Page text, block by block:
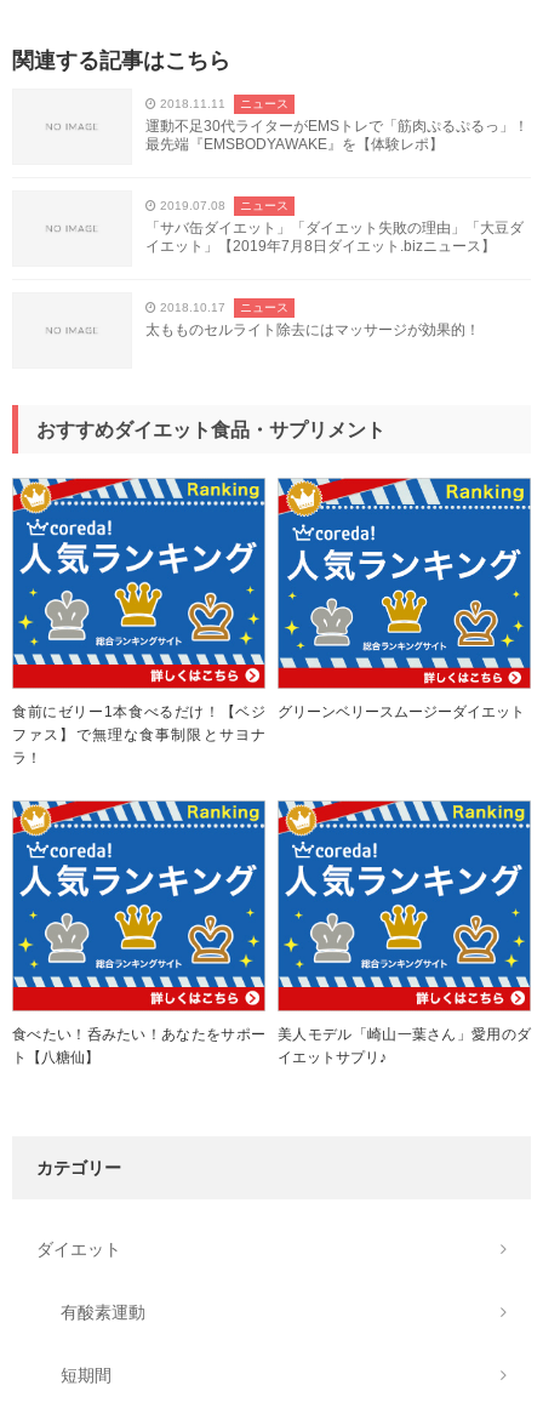
関連する記事はこちら
2018.11.11 ニュース
運動不足30代ライターがEMSトレで「筋肉ぷるぷるっ」！
最先端『EMSBODYAWAKE』を【体験レポ】
2019.07.08 ニュース
「サバ缶ダイエット」「ダイエット失敗の理由」「大豆ダ
イエット」【2019年7月8日ダイエット.bizニュース】
2018.10.17 ニュース
太もものセルライト除去にはマッサージが効果的！
おすすめダイエット食品・サプリメント
食前にゼリー1本食べるだけ！【ベジ
ファス】で無理な食事制限とサヨナ
ラ！
グリーンベリースムージーダイエット
食べたい！呑みたい！あなたをサポー
ト【八糖仙】
美人モデル「崎山一葉さん」愛用のダ
イエットサプリ♪
カテゴリー
ダイエット
有酸素運動
短期間